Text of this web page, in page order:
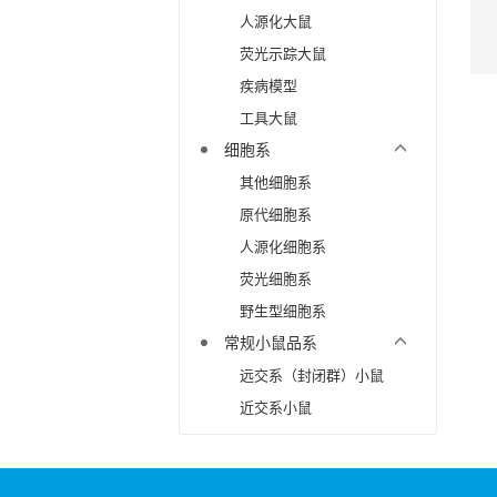
人源化大鼠
荧光示踪大鼠
疾病模型
工具大鼠
细胞系
其他细胞系
原代细胞系
人源化细胞系
荧光细胞系
野生型细胞系
常规小鼠品系
远交系（封闭群）小鼠
近交系小鼠